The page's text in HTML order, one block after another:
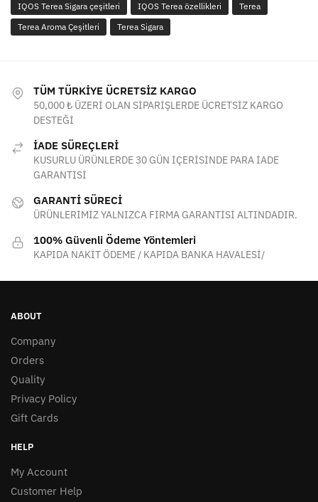
IQOS Terea Sigara çeşitleri
IQOS Terea özellikleri
Terea
Terea Aroma Çeşitleri
Terea Sigara
TÜM TÜRKİYE ÜCRETSİZ KARGO
50,000 ₺ ÜZERİ OLAN SİPARİŞLERDE ÜCRETSİZ KARGO
DESTEĞİ
İADE SÜREÇLERİ
KUSURLU ÜRÜNLERDE 30 GÜN İÇERİSİNDE PARA İADE
GARANTİSİ
GARANTİ SÜRECİ
ÜRÜNLERİMİZ YALNIZCA FİRMA GARANTİSİ ALTINDADIR.
100% Güvenli Ödeme Yöntemleri
KAPIDA NAKİT ÖDEME / KAPIDA BANKA HAVALESİ/
ABOUT
Company
Orders
Quality
Privacy Policy
Gift Cards
HELP
My Account
Customer Help